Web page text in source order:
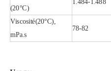
(20°C)
Viscosité(20°C),
mPa.s
78-82